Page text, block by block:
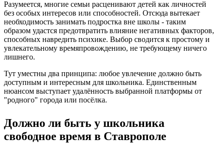
Разумеется, многие семьи расценивают детей как личностей
без особых интересов или способностей. Отсюда вытекает
необходимость занимать подростка вне школы - таким
образом удастся предотвратить влияние негативных факторов,
способных навредить психике. Выбор сводится к простому и
увлекательному времяпровождению, не требующему ничего
лишнего.
Тут уместны два принципа: любое увлечение должно быть
доступным и интересным для школьника. Единственным
нюансом выступает удалённость выбранной платформы от
"родного" города или посёлка.
Должно ли быть у школьника
свободное время в Ставрополе